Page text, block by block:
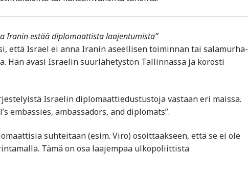
Iranin estää diplomaattista laajentumista”
että Israel ei anna Iranin aseellisen toiminnan tai salamurha­
Hän avasi Israelin suurlähetystön Tallinnassa ja korosti
Israelin diplomaattiedustustoja vastaan eri maissa.
embassies, ambassadors, and diplomats”.
suhteitaan (esim. Viro) osoittaakseen, että se ei ole
Tämä on osa laajempaa ulkopoliittista